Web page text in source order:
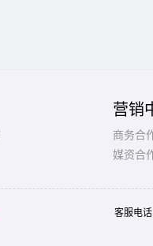
营销
商务合
媒资合
客服电